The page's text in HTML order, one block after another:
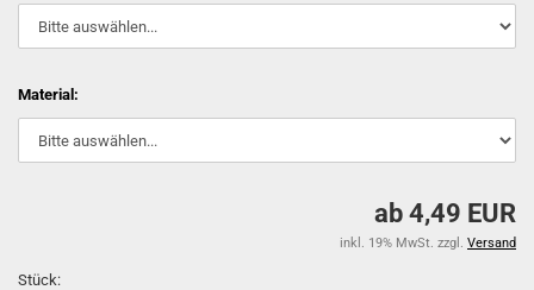
Material:
ab 4,49 EUR
inkl. 19% MwSt. zzgl. Versand
Stück: